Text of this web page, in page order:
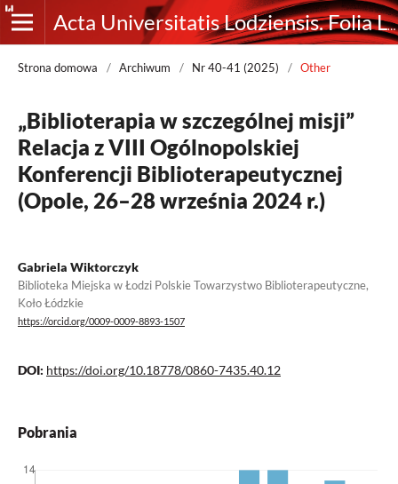
Acta Universitatis Lodziensis. Folia Librorum
Strona domowa / Archiwum / Nr 40-41 (2025) / Other
„Biblioterapia w szczególnej misji”
Relacja z VIII Ogólnopolskiej
Konferencji Biblioterapeutycznej
(Opole, 26–28 września 2024 r.)
Gabriela Wiktorczyk
Biblioteka Miejska w Łodzi Polskie Towarzystwo Biblioterapeutyczne,
Koło Łódzkie
https://orcid.org/0009-0009-8893-1507
DOI: https://doi.org/10.18778/0860-7435.40.12
Pobrania